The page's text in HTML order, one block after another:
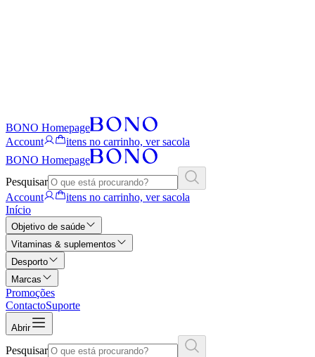
BONO Homepage
Account
itens no carrinho, ver sacola
BONO Homepage
Pesquisar
Account
itens no carrinho, ver sacola
Início
Objetivo de saúde
Vitaminas & suplementos
Desporto
Marcas
Promoções
ContactoSuporte
Abrir
Pesquisar